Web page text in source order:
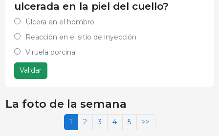
ulcerada en la piel del cuello?
Úlcera en el hombro
Reacción en el sitio de inyección
Viruela porcina
Validar
La foto de la semana
1 2 3 4 5 >>